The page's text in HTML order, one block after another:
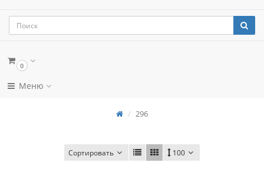
0
Меню
296
Сортировать 100